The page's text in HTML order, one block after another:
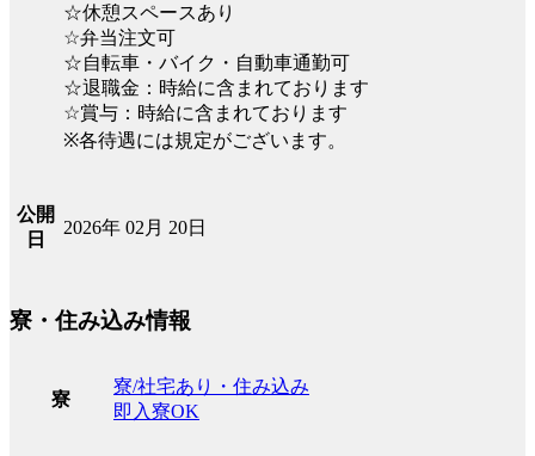
☆休憩スペースあり
☆弁当注文可
☆自転車・バイク・自動車通勤可
☆退職金：時給に含まれております
☆賞与：時給に含まれております
※各待遇には規定がございます。
公開
日
2026年 02月 20日
寮・住み込み情報
寮
寮/社宅あり・住み込み
即入寮OK